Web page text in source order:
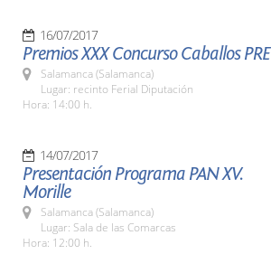
16/07/2017
Premios XXX Concurso Caballos PRE
Salamanca (Salamanca)
Lugar: recinto Ferial Diputación
Hora: 14:00 h.
14/07/2017
Presentación Programa PAN XV.
Morille
Salamanca (Salamanca)
Lugar: Sala de las Comarcas
Hora: 12:00 h.